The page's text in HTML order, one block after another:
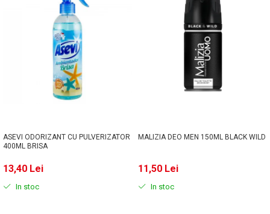
ASEVI ODORIZANT CU PULVERIZATOR
400ML BRISA
13,40 Lei
In stoc
MALIZIA DEO MEN 150ML BLACK WILD
11,50 Lei
In stoc